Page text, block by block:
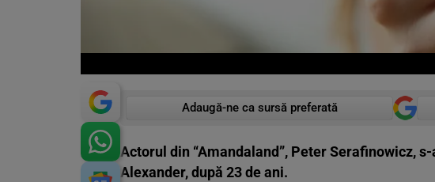
Adaugă-ne ca sursă preferată
Actorul din “Amandaland”, Peter Serafinowicz,
Alexander, după 23 de ani.